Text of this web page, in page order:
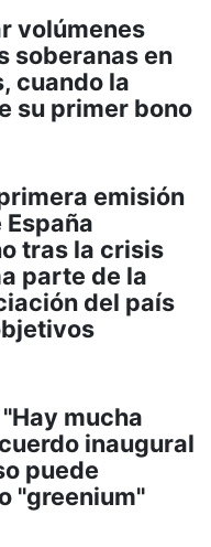
volúmenes
soberanas en
cuando la
su primer bono
emisión
tras la crisis
parte de la
del país
mucha
inaugural
puede
"greenium"